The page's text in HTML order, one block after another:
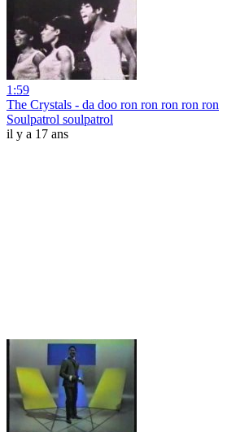
1:59
The Crystals - da doo ron ron ron ron ron
Soulpatrol soulpatrol
il y a 17 ans